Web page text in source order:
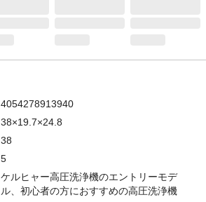
4054278913940
38×19.7×24.8
38
5
ケルヒャー高圧洗浄機のエントリーモデ
ル、初心者の方におすすめの高圧洗浄機